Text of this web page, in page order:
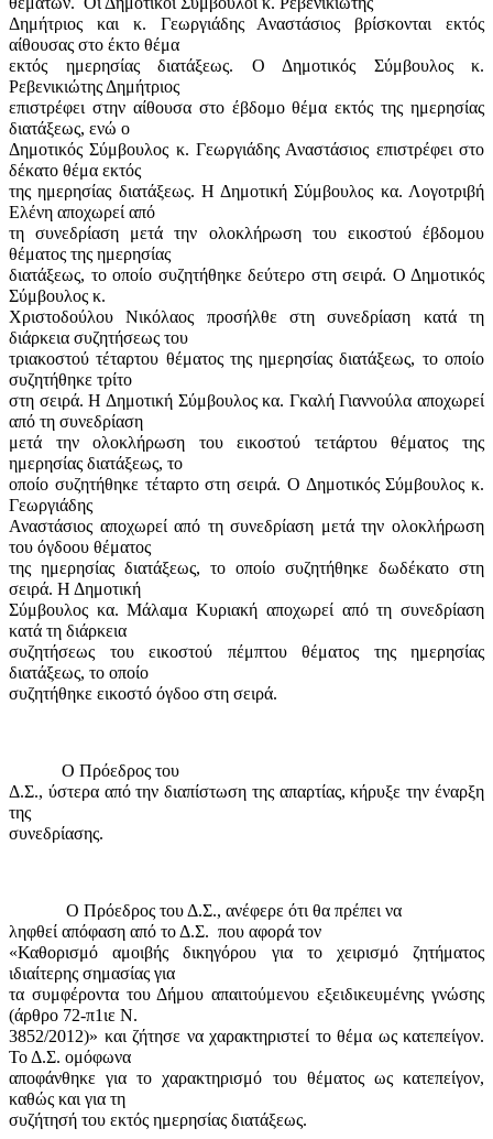
Δημήτριος και κ. Γεωργιάδης Αναστάσιος βρίσκονται εκτός
αίθουσας στο έκτο θέμα
εκτός ημερησίας διατάξεως. Ο Δημοτικός Σύμβουλος κ.
Ρεβενικιώτης Δημήτριος
επιστρέφει στην αίθουσα στο έβδομο θέμα εκτός της ημερησίας
διατάξεως, ενώ ο
Δημοτικός Σύμβουλος κ. Γεωργιάδης Αναστάσιος επιστρέφει στο
δέκατο θέμα εκτός
της ημερησίας διατάξεως. Η Δημοτική Σύμβουλος κα. Λογοτριβή
Ελένη αποχωρεί από
τη συνεδρίαση μετά την ολοκλήρωση του εικοστού έβδομου
θέματος της ημερησίας
διατάξεως, το οποίο συζητήθηκε δεύτερο στη σειρά. Ο Δημοτικός
Σύμβουλος κ.
Χριστοδούλου Νικόλαος προσήλθε στη συνεδρίαση κατά τη
διάρκεια συζητήσεως του
τριακοστού τέταρτου θέματος της ημερησίας διατάξεως, το οποίο
συζητήθηκε τρίτο
στη σειρά. Η Δημοτική Σύμβουλος κα. Γκαλή Γιαννούλα αποχωρεί
από τη συνεδρίαση
μετά την ολοκλήρωση του εικοστού τετάρτου θέματος της
ημερησίας διατάξεως, το
οποίο συζητήθηκε τέταρτο στη σειρά. Ο Δημοτικός Σύμβουλος κ.
Γεωργιάδης
Αναστάσιος αποχωρεί από τη συνεδρίαση μετά την ολοκλήρωση
του όγδοου θέματος
της ημερησίας διατάξεως, το οποίο συζητήθηκε δωδέκατο στη
σειρά. Η Δημοτική
Σύμβουλος κα. Μάλαμα Κυριακή αποχωρεί από τη συνεδρίαση
κατά τη διάρκεια
συζητήσεως του εικοστού πέμπτου θέματος της ημερησίας
διατάξεως, το οποίο
συζητήθηκε εικοστό όγδοο στη σειρά.
Ο Πρόεδρος του
Δ.Σ., ύστερα από την διαπίστωση της απαρτίας, κήρυξε την έναρξη
της
συνεδρίασης.
Ο Πρόεδρος του Δ.Σ., ανέφερε ότι θα πρέπει να
ληφθεί απόφαση από το Δ.Σ. που αφορά τον
«Καθορισμό αμοιβής δικηγόρου για το χειρισμό ζητήματος
ιδιαίτερης σημασίας για
τα συμφέροντα του Δήμου απαιτούμενου εξειδικευμένης γνώσης
(άρθρο 72-π1ιε Ν.
3852/2012)» και ζήτησε να χαρακτηριστεί το θέμα ως κατεπείγον.
Το Δ.Σ. ομόφωνα
αποφάνθηκε για το χαρακτηρισμό του θέματος ως κατεπείγον,
καθώς και για τη
συζήτησή του εκτός ημερησίας διατάξεως.